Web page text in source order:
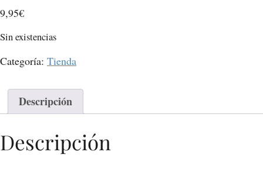
9,95€
Sin existencias
Categoría: Tienda
Descripción
Descripción